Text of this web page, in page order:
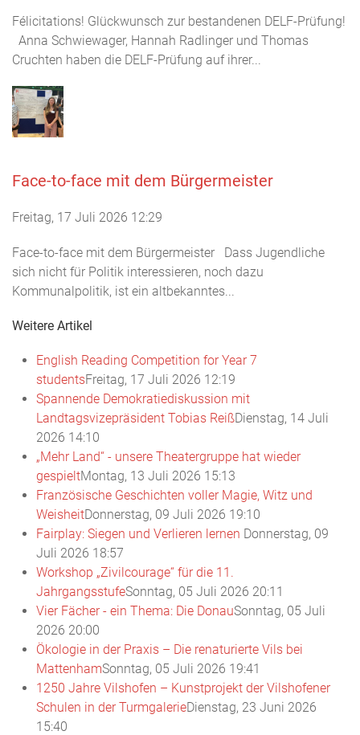
Félicitations! Glückwunsch zur bestandenen DELF-Prüfung!
Anna Schwiewager, Hannah Radlinger und Thomas
Cruchten haben die DELF-Prüfung auf ihrer...
Face-to-face mit dem Bürgermeister
Freitag, 17 Juli 2026 12:29
Face-to-face mit dem Bürgermeister Dass Jugendliche
sich nicht für Politik interessieren, noch dazu
Kommunalpolitik, ist ein altbekanntes...
Weitere Artikel
English Reading Competition for Year 7
studentsFreitag, 17 Juli 2026 12:19
Spannende Demokratiediskussion mit
Landtagsvizepräsident Tobias ReißDienstag, 14 Juli
2026 14:10
„Mehr Land“ - unsere Theatergruppe hat wieder
gespieltMontag, 13 Juli 2026 15:13
Französische Geschichten voller Magie, Witz und
WeisheitDonnerstag, 09 Juli 2026 19:10
Fairplay: Siegen und Verlieren lernen Donnerstag, 09
Juli 2026 18:57
Workshop „Zivilcourage“ für die 11.
JahrgangsstufeSonntag, 05 Juli 2026 20:11
Vier Fächer - ein Thema: Die DonauSonntag, 05 Juli
2026 20:00
Ökologie in der Praxis – Die renaturierte Vils bei
MattenhamSonntag, 05 Juli 2026 19:41
1250 Jahre Vilshofen – Kunstprojekt der Vilshofener
Schulen in der TurmgalerieDienstag, 23 Juni 2026
15:40